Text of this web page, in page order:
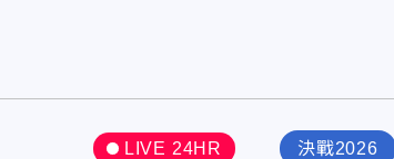
LIVE 24HR 決戰2026